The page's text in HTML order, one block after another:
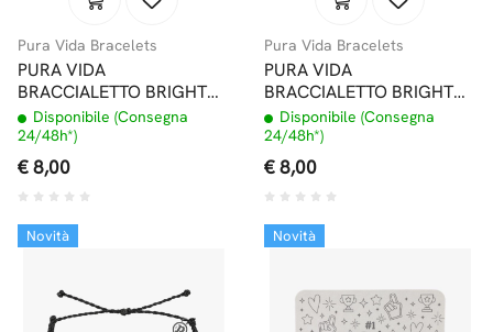
Pura Vida Bracelets
PURA VIDA
BRACCIALETTO BRIGHT
ORIGINALS TOES ON THE
NOSE
Disponibile (Consegna
24/48h*)
€ 8,00
Pura Vida Bracelets
PURA VIDA
BRACCIALETTO BRIGHT
ORIGINALS NEON
POPSICLE
Disponibile (Consegna
24/48h*)
€ 8,00
Novità Novità